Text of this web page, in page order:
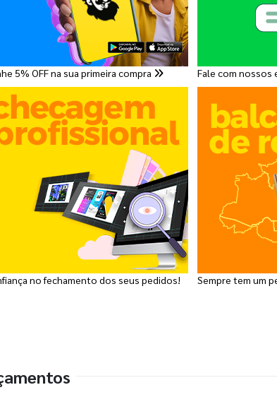
5% OFF na sua primeira compra
no fechamento dos seus pedidos!
Fale com nossos
Sempre tem um